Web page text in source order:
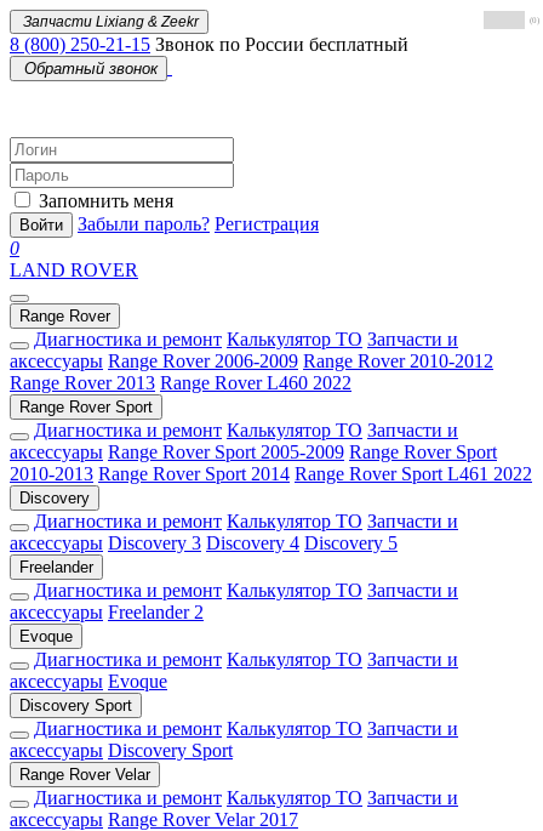
Запчасти Lixiang & Zeekr
8 (800) 250-21-15 Звонок по России бесплатный
Обратный звонок
Запомнить меня
Войти Забыли пароль? Регистрация
0
LAND ROVER
Range Rover
Диагностика и ремонт Калькулятор ТО Запчасти и
аксессуары Range Rover 2006-2009 Range Rover 2010-2012
Range Rover 2013 Range Rover L460 2022
Range Rover Sport
Диагностика и ремонт Калькулятор ТО Запчасти и
аксессуары Range Rover Sport 2005-2009 Range Rover Sport
2010-2013 Range Rover Sport 2014 Range Rover Sport L461 2022
Discovery
Диагностика и ремонт Калькулятор ТО Запчасти и
аксессуары Discovery 3 Discovery 4 Discovery 5
Freelander
Диагностика и ремонт Калькулятор ТО Запчасти и
аксессуары Freelander 2
Evoque
Диагностика и ремонт Калькулятор ТО Запчасти и
аксессуары Evoque
Discovery Sport
Диагностика и ремонт Калькулятор ТО Запчасти и
аксессуары Discovery Sport
Range Rover Velar
Диагностика и ремонт Калькулятор ТО Запчасти и
аксессуары Range Rover Velar 2017
(0)